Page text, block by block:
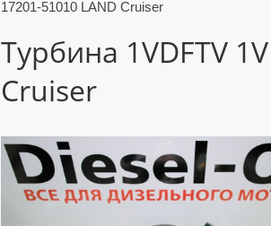
17201-51010 LAND Cruiser
Турбина 1VDFTV
Cruiser